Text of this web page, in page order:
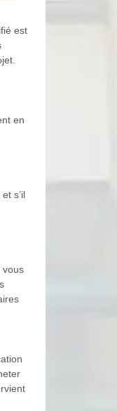
est
en
s’il
vous